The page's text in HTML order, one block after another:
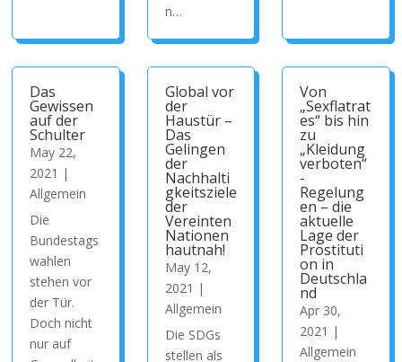
n…
Das
Gewissen
auf der
Schulter
May 22,
2021 |
Allgemein
Die
Bundestags
wahlen
stehen vor
der Tür.
Doch nicht
nur auf
Global vor
der
Haustür –
Das
Gelingen
der
Nachhalti
gkeitsziele
der
Vereinten
Nationen
hautnah!
May 12,
2021 |
Allgemein
Die SDGs
stellen als
Von
„Sexflatrat
es“ bis hin
zu
„Kleidung
verboten“
-
Regelung
en – die
aktuelle
Lage der
Prostituti
on in
Deutschla
nd
Apr 30,
2021 |
Allgemein